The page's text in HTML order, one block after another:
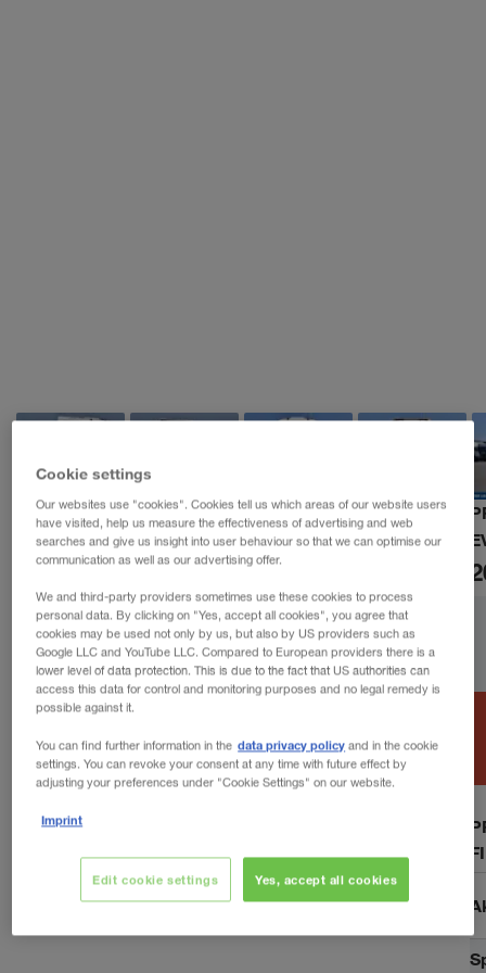
Cookie settings
Our websites use "cookies". Cookies tell us which areas of our website users
have visited, help us measure the effectiveness of advertising and web
searches and give us insight into user behaviour so that we can optimise our
communication as well as our advertising offer.
We and third-party providers sometimes use these cookies to process
personal data. By clicking on "Yes, accept all cookies", you agree that
cookies may be used not only by us, but also by US providers such as
Google LLC and YouTube LLC. Compared to European providers there is a
lower level of data protection. This is due to the fact that US authorities can
access this data for control and monitoring purposes and no legal remedy is
possible against it.
You can find further information in the data privacy policy and in the cookie
settings. You can revoke your consent at any time with future effect by
adjusting your preferences under "Cookie Settings" on our website.
Imprint
Yes, accept all cookies
Edit cookie settings